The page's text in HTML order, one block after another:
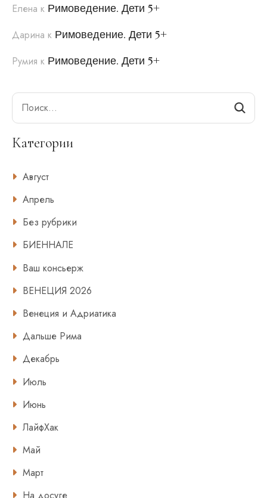
Елена к Римоведение. Дети 5+
Дарина к Римоведение. Дети 5+
Румия к Римоведение. Дети 5+
Search
Категории
Август
Апрель
Без рубрики
БИЕННАЛЕ
Ваш консьерж
ВЕНЕЦИЯ 2026
Венеция и Адриатика
Дальше Рима
Декабрь
Июль
Июнь
ЛайфХак
Май
Март